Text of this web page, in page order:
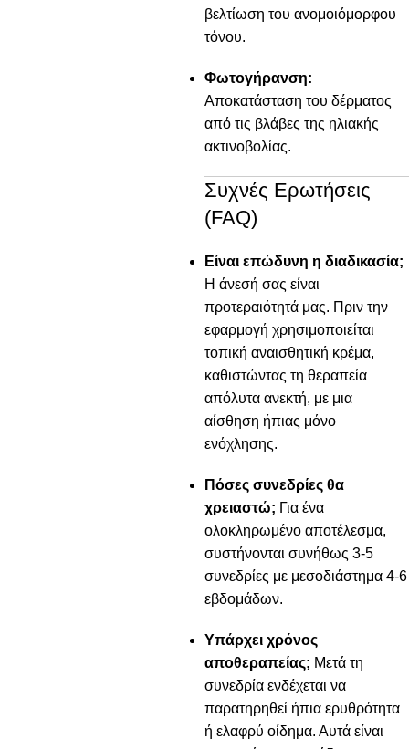
βελτίωση του ανομοιόμορφου
τόνου.
Φωτογήρανση:
Αποκατάσταση του δέρματος
από τις βλάβες της ηλιακής
ακτινοβολίας.
Συχνές Ερωτήσεις
(FAQ)
Είναι επώδυνη η διαδικασία;
Η άνεσή σας είναι
προτεραιότητά μας. Πριν την
εφαρμογή χρησιμοποιείται
τοπική αναισθητική κρέμα,
καθιστώντας τη θεραπεία
απόλυτα ανεκτή, με μια
αίσθηση ήπιας μόνο
ενόχλησης.
Πόσες συνεδρίες θα
χρειαστώ; Για ένα
ολοκληρωμένο αποτέλεσμα,
συστήνονται συνήθως 3-5
συνεδρίες με μεσοδιάστημα 4-6
εβδομάδων.
Υπάρχει χρόνος
αποθεραπείας; Μετά τη
συνεδρία ενδέχεται να
παρατηρηθεί ήπια ερυθρότητα
ή ελαφρύ οίδημα. Αυτά είναι